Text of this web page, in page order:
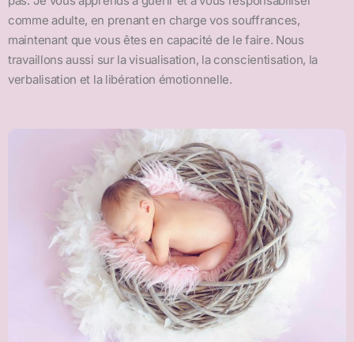
comme adulte, en prenant en charge vos souffrances,
maintenant que vous êtes en capacité de le faire. Nous
travaillons aussi sur la visualisation, la conscientisation, la
verbalisation et la libération émotionnelle.